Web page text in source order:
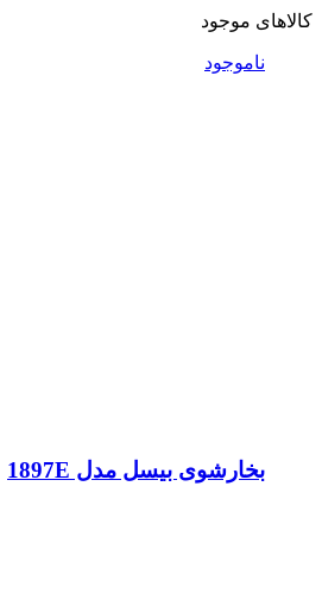
کالاهای موجود
ناموجود
بخارشوی بیسل مدل 1897E